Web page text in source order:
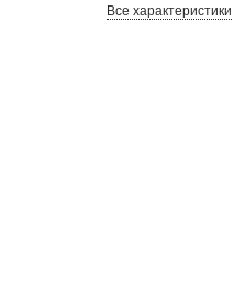
Все характеристики